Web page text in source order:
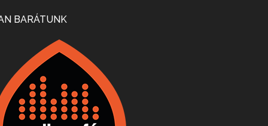
Apr 24, 2026 • 00:38:10
Villány, kékfrankos, Jackfall
Apr 17, 2026 • 00:35:38
BARÁTUNK